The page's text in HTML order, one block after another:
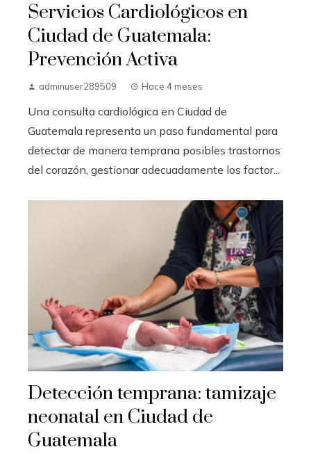
Servicios Cardiológicos en
Ciudad de Guatemala:
Prevención Activa
adminuser289509 Hace 4 meses
Una consulta cardiológica en Ciudad de
Guatemala representa un paso fundamental para
detectar de manera temprana posibles trastornos
del corazón, gestionar adecuadamente los factor...
Detección temprana: tamizaje
neonatal en Ciudad de
Guatemala